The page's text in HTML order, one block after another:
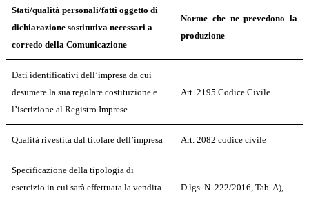
Stati/qualità personali/fatti oggetto di
dichiarazione sostitutiva necessari a
corredo della Comunicazione
Norme che ne prevedono la
produzione
Dati identificativi dell’impresa da cui
desumere la sua regolare costituzione e
l’iscrizione al Registro Imprese
Art. 2195 Codice Civile
Qualità rivestita dal titolare dell’impresa Art. 2082 codice civile
Specificazione della tipologia di
esercizio in cui sarà effettuata la vendita
D.lgs. N. 222/2016, Tab. A),